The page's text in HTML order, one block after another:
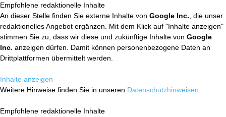
Empfohlene redaktionelle Inhalte
An dieser Stelle finden Sie externe Inhalte von Google Inc. , die unser
redaktionelles Angebot ergänzen. Mit dem Klick auf "Inhalte anzeigen"
stimmen Sie zu, dass wir diese und zukünftige Inhalte von Google
Inc. anzeigen dürfen. Damit können personenbezogene Daten an
Drittplattformen übermittelt werden.
Inhalte anzeigen
Weitere Hinweise finden Sie in unseren Datenschutzhinweisen
Empfohlene redaktionelle Inhalte